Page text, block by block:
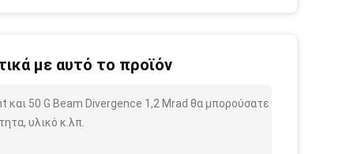
με αυτό το προϊόν
50 G Beam Divergence 1,2 Mrad θα μπορούσατε
υλικό κ.λπ.